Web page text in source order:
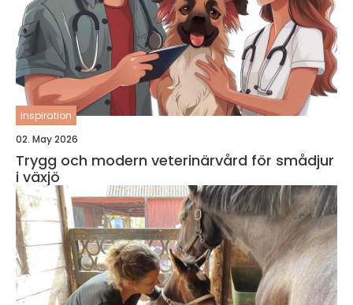
inspiration
02. May 2026
Trygg och modern veterinärvård för smådjur
i växjö